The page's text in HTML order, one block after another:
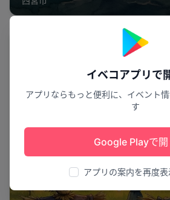
イベコアプリで
アプリならもっと便利に、イベント
す
Google Playで開
アプリの案内を再度